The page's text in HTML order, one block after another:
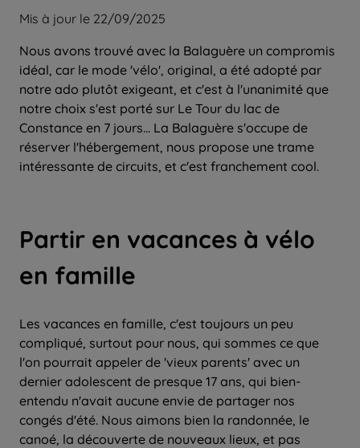
Mis à jour le 22/09/2025
Nous avons trouvé avec la Balaguère un compromis
idéal, car le mode 'vélo', original, a été adopté par
notre ado plutôt exigeant, et c'est à l'unanimité que
notre choix s'est porté sur Le Tour du lac de
Constance en 7 jours... La Balaguère s'occupe de
réserver l'hébergement, nous propose une trame
intéressante de circuits, et c'est franchement cool.
Partir en vacances à vélo
en famille
Les vacances en famille, c'est toujours un peu
compliqué, surtout pour nous, qui sommes ce que
l'on pourrait appeler de 'vieux parents' avec un
dernier adolescent de presque 17 ans, qui bien-
entendu n'avait aucune envie de partager nos
congés d'été. Nous aimons bien la randonnée, le
canoé, la découverte de nouveaux lieux, et pas